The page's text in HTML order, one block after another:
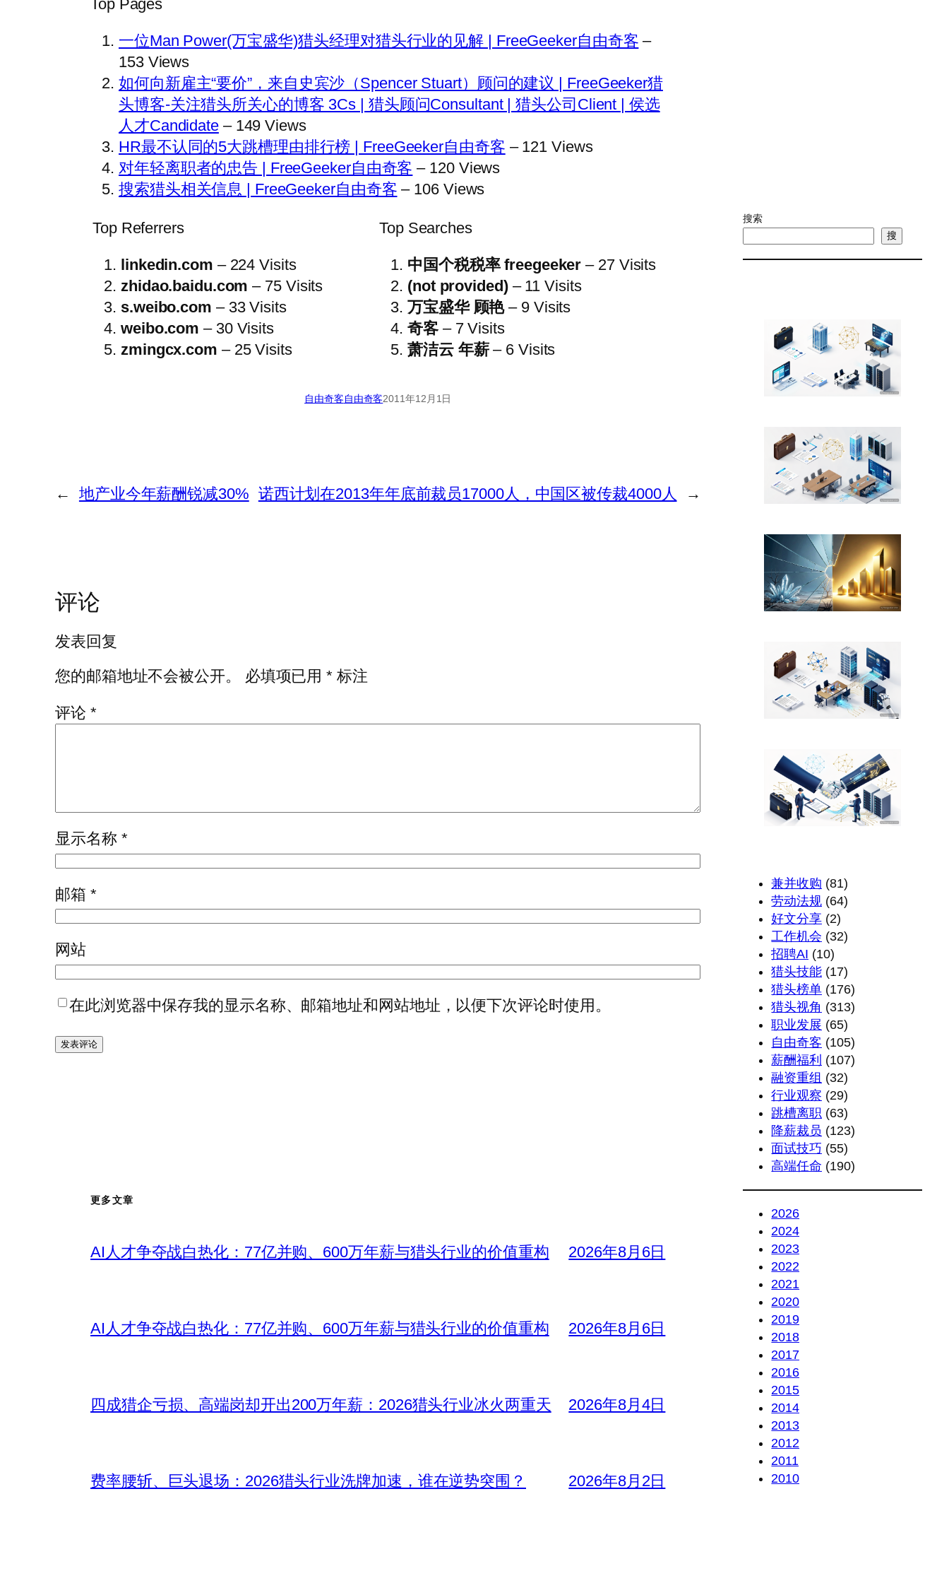
Top Pages
一位Man Power(万宝盛华)猎头经理对猎头行业的见解 | FreeGeeker自由奇客 –
153 Views
如何向新雇主“要价”，来自史宾沙（Spencer Stuart）顾问的建议 | FreeGeeker猎
头博客-关注猎头所关心的博客 3Cs | 猎头顾问Consultant | 猎头公司Client | 侯选
人才Candidate– 149 Views
HR最不认同的5大跳槽理由排行榜 | FreeGeeker自由奇客 – 121 Views
对年轻离职者的忠告 | FreeGeeker自由奇客 – 120 Views
搜索猎头相关信息 | FreeGeeker自由奇客 – 106 Views
Top Referrers
linkedin.com – 224 Visits
zhidao.baidu.com – 75 Visits
s.weibo.com – 33 Visits
weibo.com – 30 Visits
zmingcx.com – 25 Visits
Top Searches
中国个税税率 freegeeker – 27 Visits
(not provided)– 11 Visits
万宝盛华 顾艳– 9 Visits
奇客– 7 Visits
萧洁云 年薪– 6 Visits
自由奇客自由奇客2011年12月1日
← 地产业今年薪酬锐减30% 诺西计划在2013年年底前裁员17000人，中国区被传裁4000人 →
评论
发表回复
您的邮箱地址不会被公开。
必填项已用* 标注
评论 *
显示名称 *
邮箱 *
网站
在此浏览器中保存我的显示名称、邮箱地址和网站地址，以便下次评论时使用。
更多文章
AI人才争夺战白热化：77亿并购、600万年薪与猎头行业的价值重构 2026年8月6日
AI人才争夺战白热化：77亿并购、600万年薪与猎头行业的价值重构 2026年8月6日
四成猎企亏损、高端岗却开出200万年薪：2026猎头行业冰火两重天 2026年8月4日
费率腰斩、巨头退场：2026猎头行业洗牌加速，谁在逆势突围？ 2026年8月2日
搜索
搜
兼并收购 (81)
劳动法规 (64)
好文分享 (2)
工作机会 (32)
招聘AI (10)
猎头技能 (17)
猎头榜单 (176)
猎头视角 (313)
职业发展 (65)
自由奇客 (105)
薪酬福利 (107)
融资重组 (32)
行业观察 (29)
跳槽离职 (63)
降薪裁员 (123)
面试技巧 (55)
高端任命 (190)
2026
2024
2023
2022
2021
2020
2019
2018
2017
2016
2015
2014
2013
2012
2011
2010